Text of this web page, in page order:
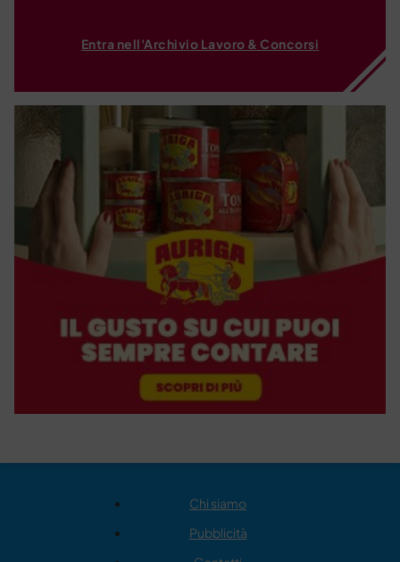
Entra nell'Archivio Lavoro & Concorsi
Chi siamo
Pubblicità